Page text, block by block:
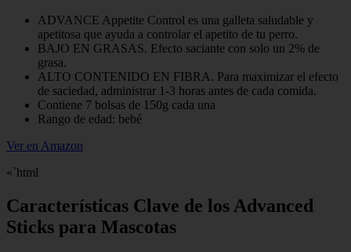
ADVANCE Appetite Control es una galleta saludable y
apetitosa que ayuda a controlar el apetito de tu perro.
BAJO EN GRASAS. Efecto saciante con solo un 2% de
grasa.
ALTO CONTENIDO EN FIBRA. Para maximizar el efecto
de saciedad, administrar 1-3 horas antes de cada comida.
Contiene 7 bolsas de 150g cada una
Rango de edad: bebé
Ver en Amazon
«`html
Características Clave de los Advanced
Sticks para Mascotas